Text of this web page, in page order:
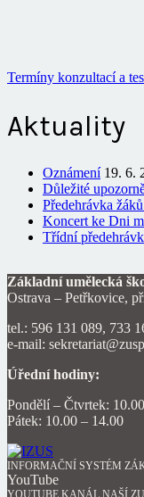
Termíny konzultací a
Aktuality
Oznámení 19. 6.
Důležité
Předehrávka
Koncert ke Dni
Třídní
Základní umělecká
Ostrava – Petřkovice,
tel.: 596 131 089, 733
e-mail:
Úřední hodiny:
Pondělí – Čtvrtek:
Pátek: 10.00 – 14.00
INFORMAČNÍ SYSTÉM
YouTube
YOUTUBE KANÁL NAŠÍ